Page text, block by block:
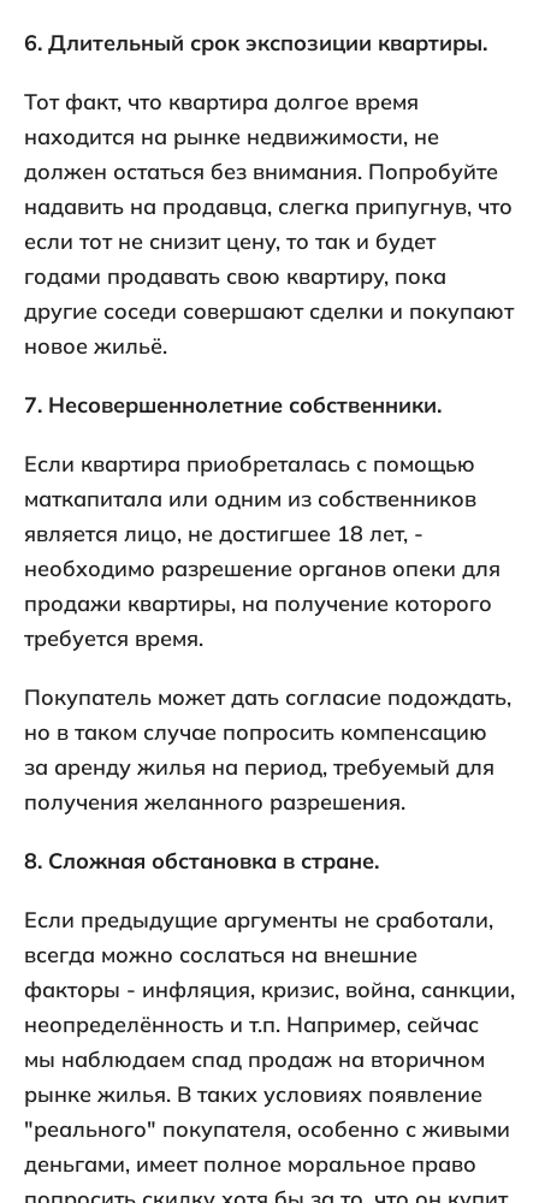
6. Длительный срок экспозиции квартиры.
Тот факт, что квартира долгое время
находится на рынке недвижимости, не
должен остаться без внимания. Попробуйте
надавить на продавца, слегка припугнув, что
если тот не снизит цену, то так и будет
годами продавать свою квартиру, пока
другие соседи совершают сделки и покупают
новое жильё.
7. Несовершеннолетние собственники.
Если квартира приобреталась с помощью
маткапитала или одним из собственников
является лицо, не достигшее 18 лет, -
необходимо разрешение органов опеки для
продажи квартиры, на получение которого
требуется время.
Покупатель может дать согласие подождать,
но в таком случае попросить компенсацию
за аренду жилья на период, требуемый для
получения желанного разрешения.
8. Сложная обстановка в стране.
Если предыдущие аргументы не сработали,
всегда можно сослаться на внешние
факторы - инфляция, кризис, война, санкции,
неопределённость и т.п. Например, сейчас
мы наблюдаем спад продаж на вторичном
рынке жилья. В таких условиях появление
"реального" покупателя, особенно с живыми
деньгами, имеет полное моральное право